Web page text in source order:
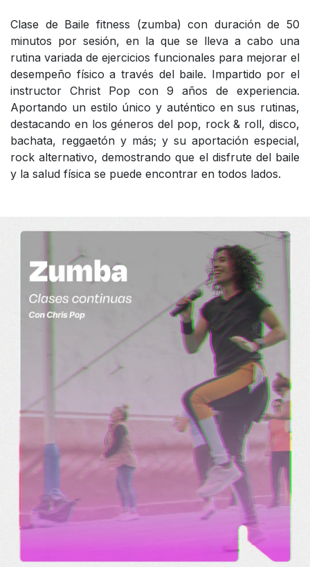
Clase de Baile fitness (zumba) con duración de 50
minutos por sesión, en la que se lleva a cabo una
rutina variada de ejercicios funcionales para mejorar el
desempeño físico a través del baile. Impartido por el
instructor Christ Pop con 9 años de experiencia.
Aportando un estilo único y auténtico en sus rutinas,
destacando en los géneros del pop, rock & roll, disco,
bachata, reggaetón y más; y su aportación especial,
rock alternativo, demostrando que el disfrute del baile
y la salud física se puede encontrar en todos lados.